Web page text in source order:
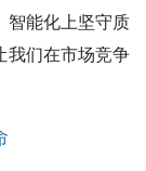
智能化上坚守质
我们在市场竞争